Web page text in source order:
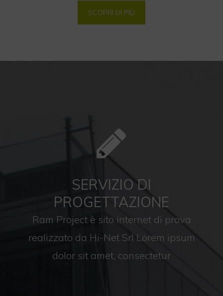
SCOPRI DI PIÙ
SERVIZIO DI
PROGETTAZIONE
Ram Project è sito internet di prova
realizzato da Hi-Net Srl Lorem ipsum
dolor sit amet, consectetur